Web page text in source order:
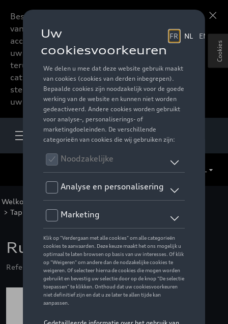
Beste accessoires-lovers,
vanaf nu kan u het hele
accessoire assortiment van
uw favoriete merk
terugvinden in de online
catalogus. Deze kunnen
steeds besteld worden via
uw verdeler.
Welkom Catalogus Audi >Comfort en bescherming
> Tapijten >Rubberen tapijten
Rubberen vloermatten
Referentie: 80B061221A 041
Cookies